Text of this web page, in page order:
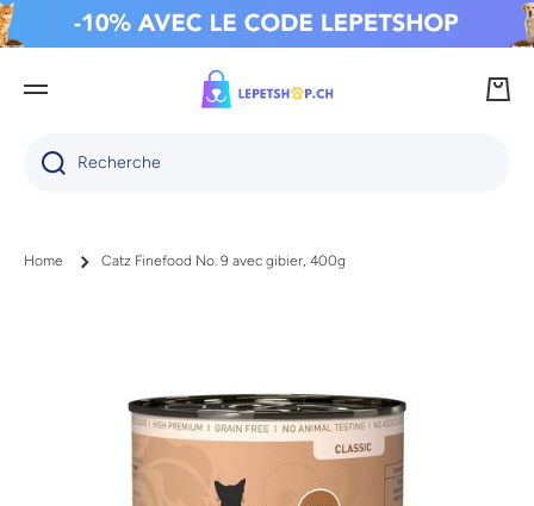
IGNORER ET PASSER AU CONTENU
Recherche
Home Catz Finefood No. 9 avec gibier, 400g